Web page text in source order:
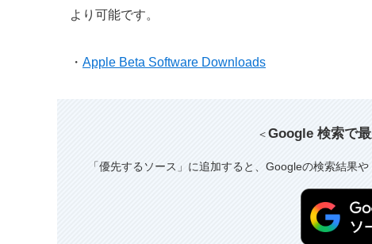
より可能です。
・ Apple Beta Software Downloads
＜Google 検索で
「優先するソース」に追加すると、Googleの検索結果